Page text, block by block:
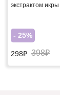
экстрактом икры
- 25%
298₽ 398₽